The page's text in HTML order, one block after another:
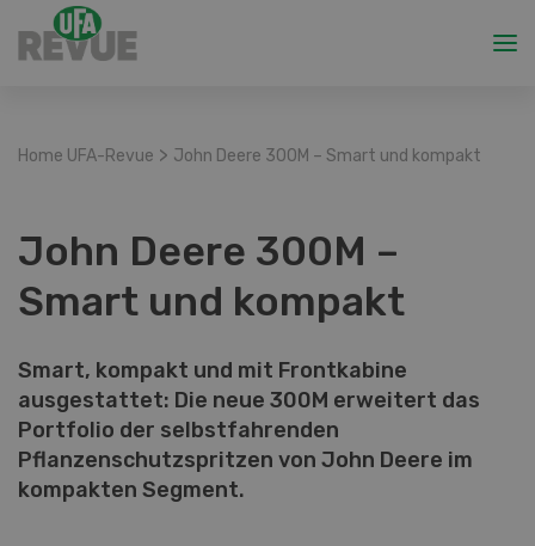
Home UFA-Revue > John Deere 300M – Smart und kompakt
John Deere 300M –
Smart und kompakt
Smart, kompakt und mit Frontkabine
ausgestattet: Die neue 300M erweitert das
Portfolio der selbstfahrenden
Pflanzenschutzspritzen von John Deere im
kompakten Segment.